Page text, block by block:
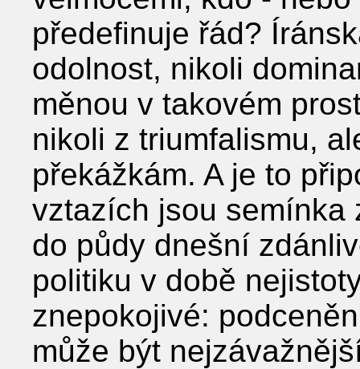
předefinuje řád?
odolnost, nikoli
měnou v takovém
nikoli z triumfalismu,
překážkám. A je to
vztazích jsou semínka
do půdy dnešní
politiku v době
znepokojivé:
může být